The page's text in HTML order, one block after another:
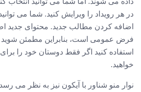
در هر رویداد را ویرایش کنید. شما می
اضافه کردن مطالب جدید. محتوای جدید
فرض عمومی است، بنابراین مطمئن
استفاده کنید اگر فقط دوستان خود را
خواهید.
نوار منو شناور با آیکون نیز به نظر می